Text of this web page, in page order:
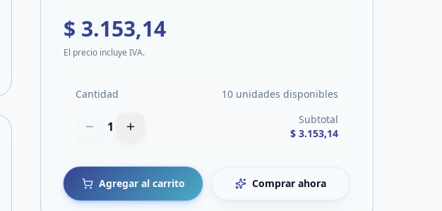
$ 3.153,14
El precio incluye IVA.
Cantidad 10 unidades disponibles
1
Subtotal
$ 3.153,14
Agregar al carrito Comprar ahora